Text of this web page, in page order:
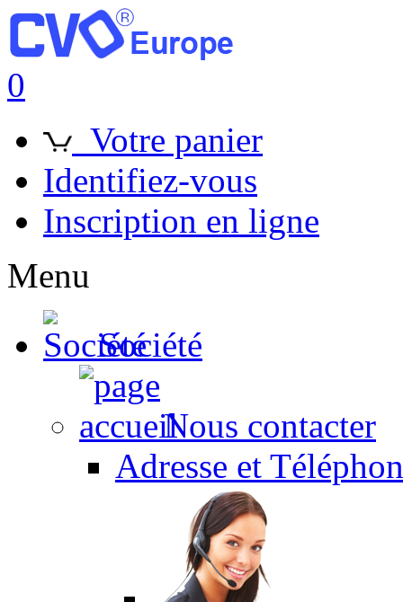
0
Votre panier
Identifiez-vous
Inscription en ligne
Menu
Société
Nous contacter
Adresse et